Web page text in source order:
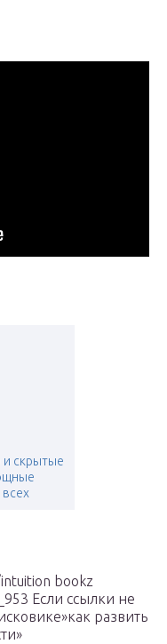
и скрытые
bookz
Если ссылки не
развить